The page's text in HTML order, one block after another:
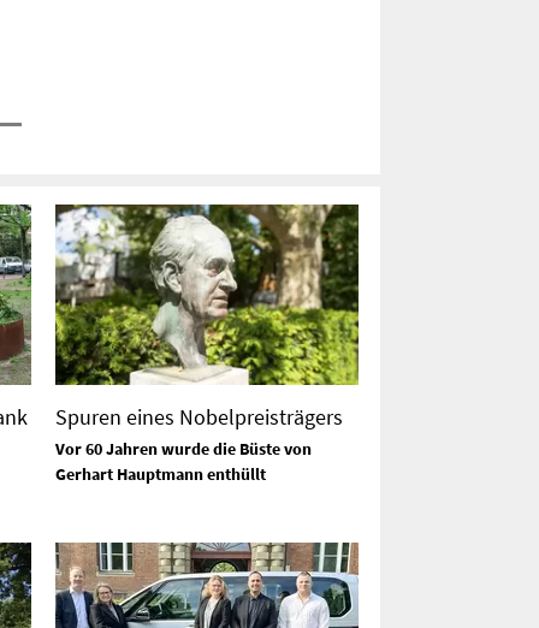
Spuren eines Nobelpreisträgers
Vor 60 Jahren wurde die Büste von
Gerhart Hauptmann enthüllt